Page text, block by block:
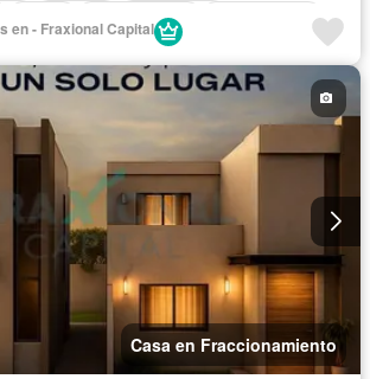
Zonas verdes
en - Fraxional Capital
Casa en Fraccionamiento